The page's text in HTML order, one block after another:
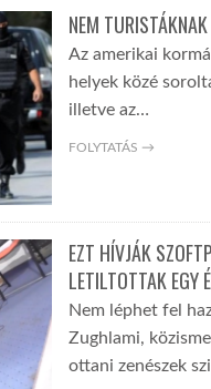
NEM
Az amerikai
helyek közé
illetve az…
FOLYTATÁS →
EZT HÍVJÁK
LETILTOTTAK EGY
Nem léphet fel
Zughlami,
ottani zenészek